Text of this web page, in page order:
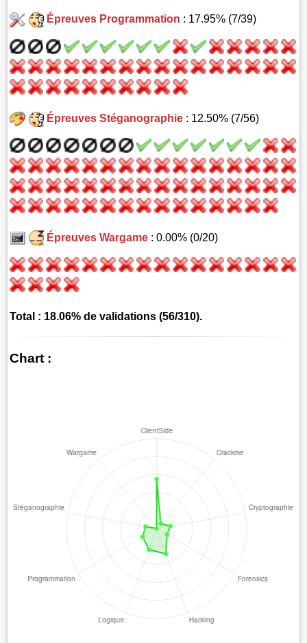
Épreuves Programmation : 17.95% (7/39)
Épreuves Stéganographie: 12.50% (7/56)
Épreuves Wargame: 0.00% (0/20)
Total : 18.06% de validations (56/310).
Chart :